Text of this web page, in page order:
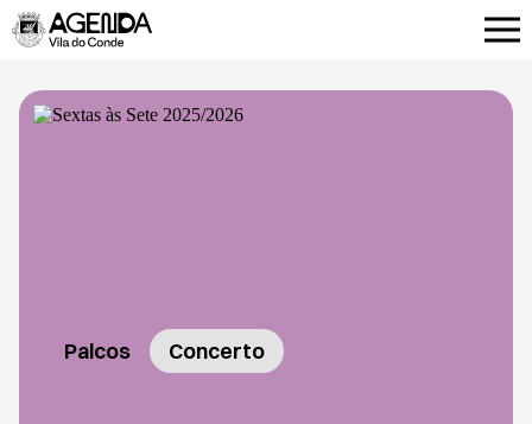
Palcos Concerto